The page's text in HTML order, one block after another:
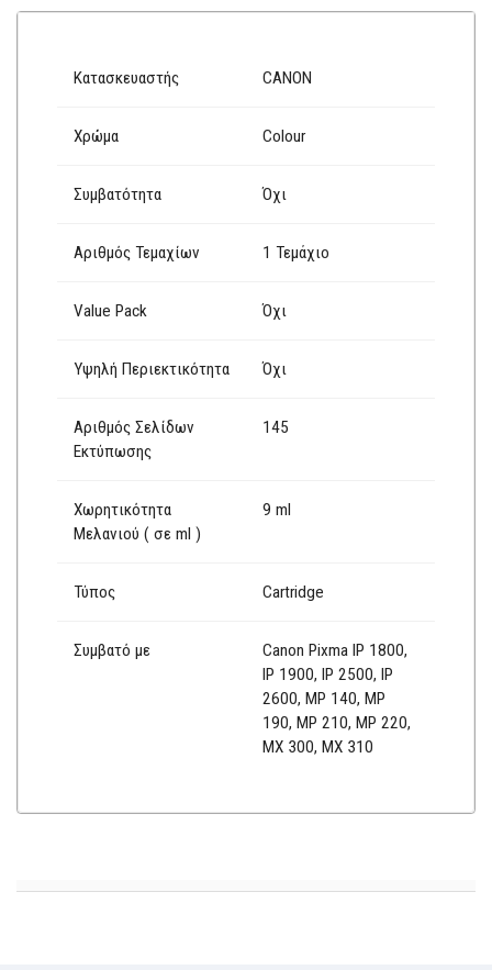
Κατασκευαστής CANON
Χρώμα Colour
Συμβατότητα Όχι
Αριθμός Τεμαχίων 1 Τεμάχιο
Value Pack Όχι
Υψηλή Περιεκτικότητα Όχι
Αριθμός Σελίδων
Εκτύπωσης
145
Χωρητικότητα
Μελανιού ( σε ml )
9 ml
Τύπος Cartridge
Συμβατό με
Canon Pixma IP 1800,
IP 1900, IP 2500, IP
2600, MP 140, MP
190, MP 210, MP 220,
MX 300, MX 310